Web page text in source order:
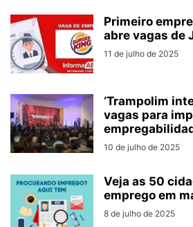
Primeiro
abre vagas de
11 de julho de 2025
‘Trampolim
vagas para
10 de julho de 2025
Veja as 50
emprego em
8 de julho de 2025